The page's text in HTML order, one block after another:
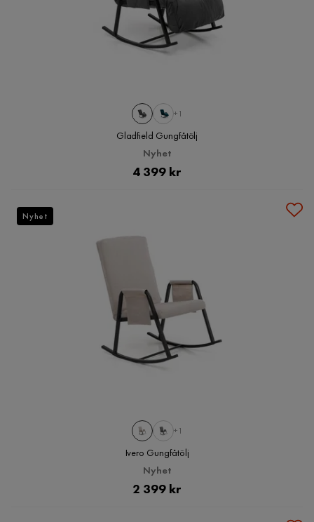
+1
Gladfield Gungfåtölj
Nyhet
Pris
4 399 kr
+1
Ivero Gungfåtölj
Nyhet
Pris
2 399 kr
Nyhet